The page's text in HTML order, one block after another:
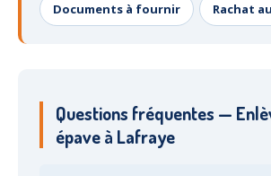
Documents à fournir Rachat
Questions fréquentes —
épave à Lafraye